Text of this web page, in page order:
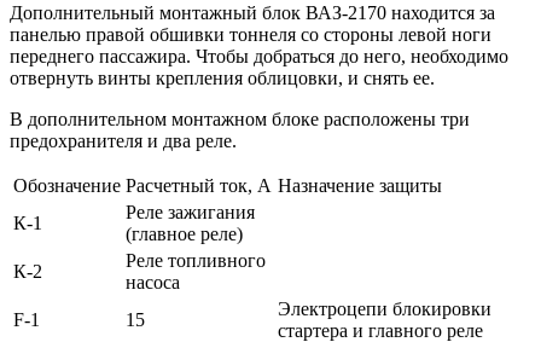
Дополнительный монтажный блок ВАЗ-2170 находится за
панелью правой обшивки тоннеля со стороны левой ноги
переднего пассажира. Чтобы добраться до него, необходимо
отвернуть винты крепления облицовки, и снять ее.
В дополнительном монтажном блоке расположены три
предохранителя и два реле.
Обозначение Расчетный ток, А Назначение защиты
К-1
Реле зажигания
(главное реле)
К-2
Реле топливного
насоса
F-1
15
Электроцепи блокировки
стартера и главного реле